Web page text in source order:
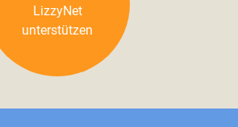
LizzyNet
unterstützen